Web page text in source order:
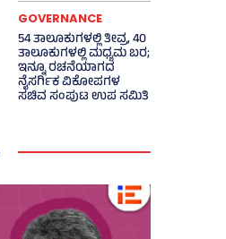
GOVERNANCE
54 ತಾಲೂಕುಗಳಲ್ಲಿ ತೀವ್ರ, 40
ತಾಲೂಕುಗಳಲ್ಲಿ ಮಧ್ಯಮ ಬರ;
ಇನ್ನೂ ರಚನೆಯಾಗದ
ನೈಸರ್ಗಿಕ ವಿಕೋಪಗಳ
ಸಚಿವ ಸಂಪುಟ ಉಪ ಸಮಿತಿ